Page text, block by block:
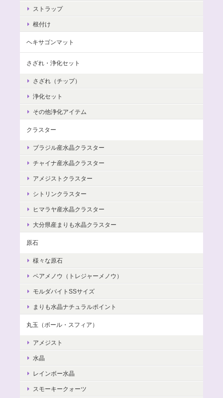
ストラップ
根付け
ヘキサゴンマット
さざれ・浄化セット
さざれ（チップ）
浄化セット
その他浄化アイテム
クラスター
ブラジル産水晶クラスター
チャイナ産水晶クラスター
アメジストクラスター
シトリンクラスター
ヒマラヤ産水晶クラスター
大分県産まりも水晶クラスター
原石
様々な原石
ペアメノウ（トレジャーメノウ）
モルダバイトSSサイズ
まりも水晶ナチュラルポイント
丸玉（ボール・スフィア）
アメジスト
水晶
レインボー水晶
スモーキークォーツ